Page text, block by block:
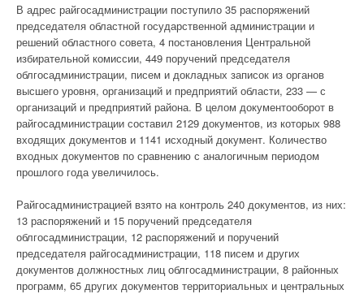
В адрес райгосадминистрации поступило 35 распоряжений
председателя областной государственной администрации и
решений областного совета, 4 постановления Центральной
избирательной комиссии, 449 поручений председателя
облгосадминистрации, писем и докладных записок из органов
высшего уровня, организаций и предприятий области, 233 — с
организаций и предприятий района. В целом документооборот в
райгосадминистрации составил 2129 документов, из которых 988
входящих документов и 1141 исходный документ. Количество
входных документов по сравнению с аналогичным периодом
прошлого года увеличилось.
Райгосадминистрацией взято на контроль 240 документов, из них:
13 распоряжений и 15 поручений председателя
облгосадминистрации, 12 распоряжений и поручений
председателя райгосадминистрации, 118 писем и других
документов должностных лиц облгосадминистрации, 8 районных
программ, 65 других документов территориальных и центральных